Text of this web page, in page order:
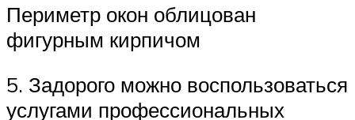
Периметр окон облицован
фигурным кирпичом
5. Задорого можно воспользоваться
услугами профессиональных